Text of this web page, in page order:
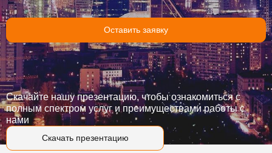
Оставить заявку
Скачать презентацию
Скачайте нашу презентацию, чтобы ознакомиться с
полным спектром услуг и преимуществами работы с
нами